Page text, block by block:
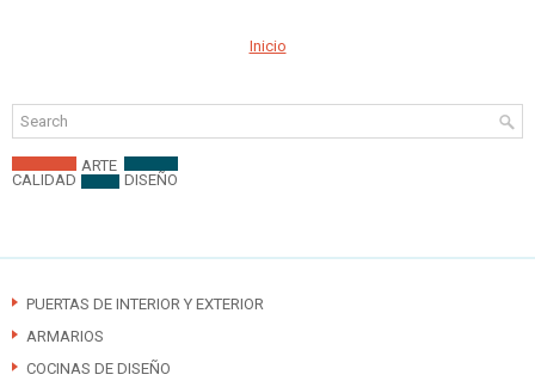
Inicio
CALIDAD
ARTE
DISEÑO
PUERTAS DE INTERIOR Y EXTERIOR
ARMARIOS
COCINAS DE DISEÑO